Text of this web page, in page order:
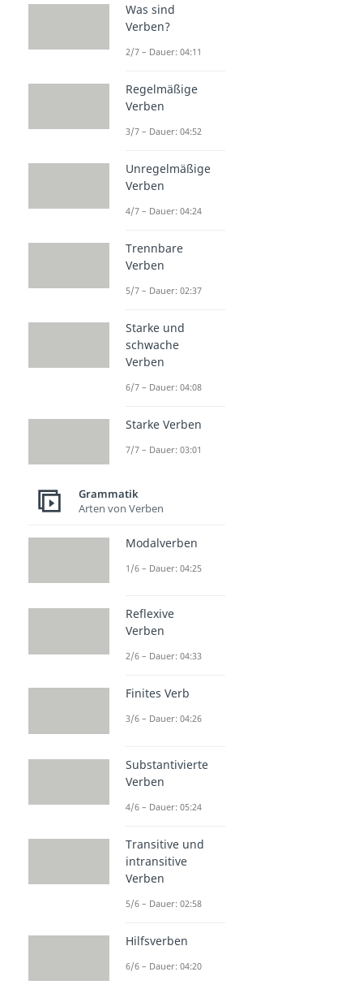
Was sind
Verben?
2/7 – Dauer: 04:11
Regelmäßige
Verben
3/7 – Dauer: 04:52
Unregelmäßige
Verben
4/7 – Dauer: 04:24
Trennbare
Verben
5/7 – Dauer: 02:37
Starke und
schwache
Verben
6/7 – Dauer: 04:08
Starke Verben
7/7 – Dauer: 03:01
Grammatik
Arten von Verben
Modalverben
1/6 – Dauer: 04:25
Reflexive
Verben
2/6 – Dauer: 04:33
Finites Verb
3/6 – Dauer: 04:26
Substantivierte
Verben
4/6 – Dauer: 05:24
Transitive und
intransitive
Verben
5/6 – Dauer: 02:58
Hilfsverben
6/6 – Dauer: 04:20